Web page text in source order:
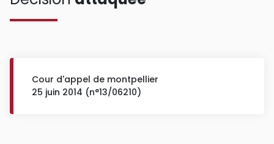
Cour d'appel de montpellier
25 juin 2014 (n°13/06210)